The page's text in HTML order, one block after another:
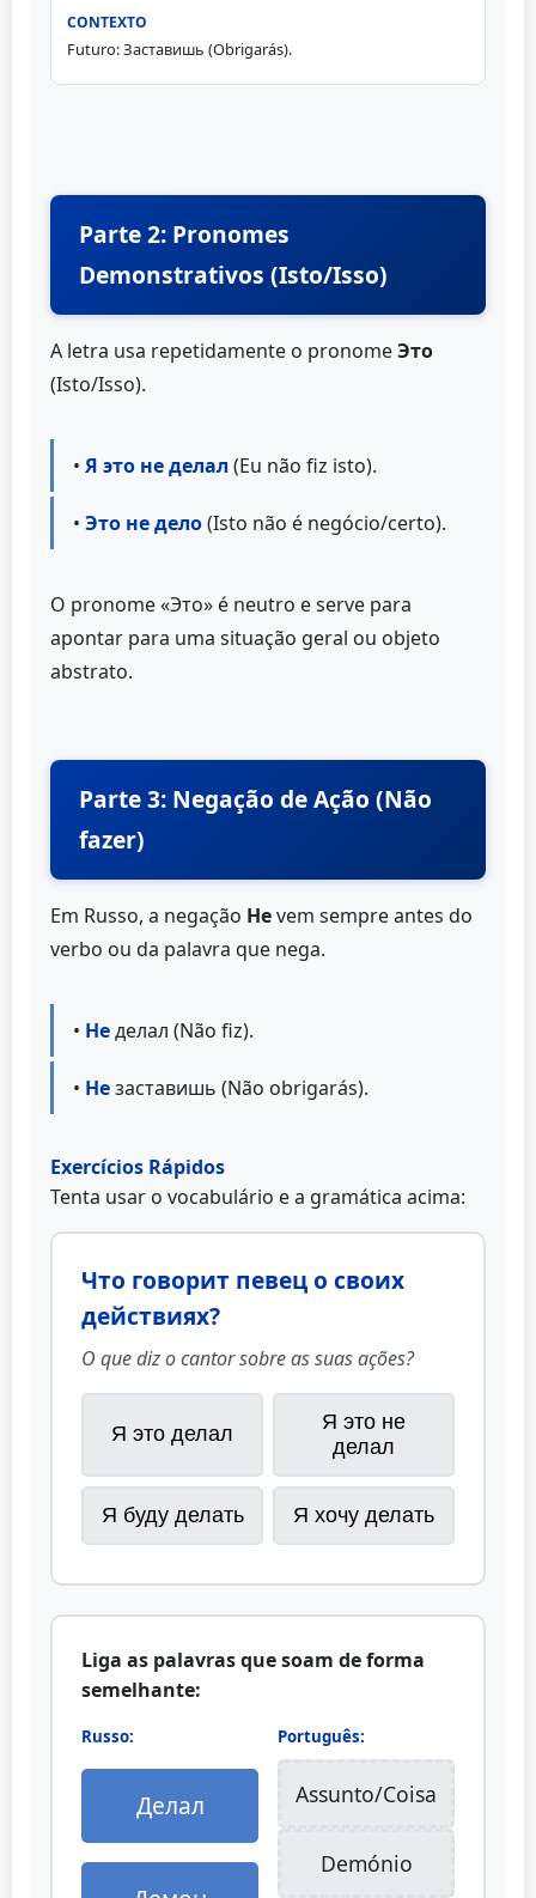
Futuro: Заставишь (Obrigarás).
Parte 2: Pronomes
Demonstrativos (Isto/Isso)
A letra usa repetidamente o pronomeЭто
(Isto/Isso).
• Я это не делал (Eu não fiz isto).
• Это не дело(Isto não é negócio/certo).
O pronome «Это» é neutro e serve para
apontar para uma situação geral ou objeto
abstrato.
Parte 3: Negação de Ação (Não
fazer)
Em Russo, a negação Неvem sempre antes do
verbo ou da palavra que nega.
• Неделал (Não fiz).
• Незаставишь (Não obrigarás).
Exercícios Rápidos
Tenta usar o vocabulário e a gramática acima:
Что говорит певец о своих
действиях?
O que diz o cantor sobre as suas ações?
Я это делал
Я это не
делал
Я буду делать Я хочу делать
Liga as palavras que soam de forma
semelhante:
Russo:
Делал
Português:
Assunto/Coisa
Demónio